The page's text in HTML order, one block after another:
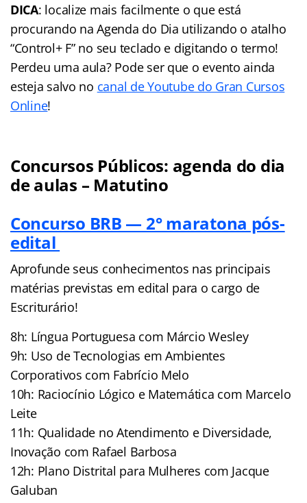
DICA: localize mais facilmente o que está
procurando na Agenda do Dia utilizando o atalho
“Control+ F” no seu teclado e digitando o termo!
Perdeu uma aula? Pode ser que o evento ainda
esteja salvo no canal de Youtube do Gran Cursos
Online!
Concursos Públicos: agenda do dia
de aulas – Matutino
Concurso BRB — 2° maratona pós-
edital
Aprofunde seus conhecimentos nas principais
matérias previstas em edital para o cargo de
Escriturário!
8h: Língua Portuguesa com Márcio Wesley
9h: Uso de Tecnologias em Ambientes
Corporativos com Fabrício Melo
10h: Raciocínio Lógico e Matemática com Marcelo
Leite
11h: Qualidade no Atendimento e Diversidade,
Inovação com Rafael Barbosa
12h: Plano Distrital para Mulheres com Jacque
Galuban